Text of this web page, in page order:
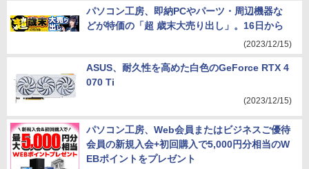
パソコン工房、即納PCやパーツ・周辺機器な
どが特価の「超 歳末大売り出し」。16日から
(2023/12/15)
ASUS、耐久性を高めた白色のGeForce RTX 4
070 Ti
(2023/12/15)
パソコン工房、Web会員またはビジネスご優待
会員の新規入会+初回購入で5,000円分相当のW
EBポイントをプレゼント